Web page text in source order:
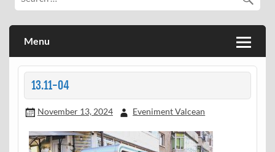
Menu
13.11-04
November 13, 2024 Eveniment Valcean